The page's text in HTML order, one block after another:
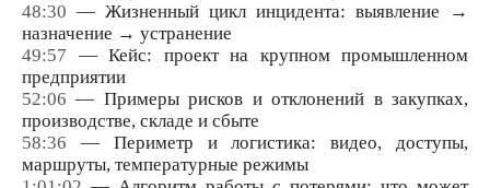
48:30 — Жизненный цикл инцидента: выявление →
назначение → устранение
49:57 — Кейс: проект на крупном промышленном
предприятии
52:06 — Примеры рисков и отклонений в закупках,
производстве, складе и сбыте
58:36 — Периметр и логистика: видео, доступы,
маршруты, температурные режимы